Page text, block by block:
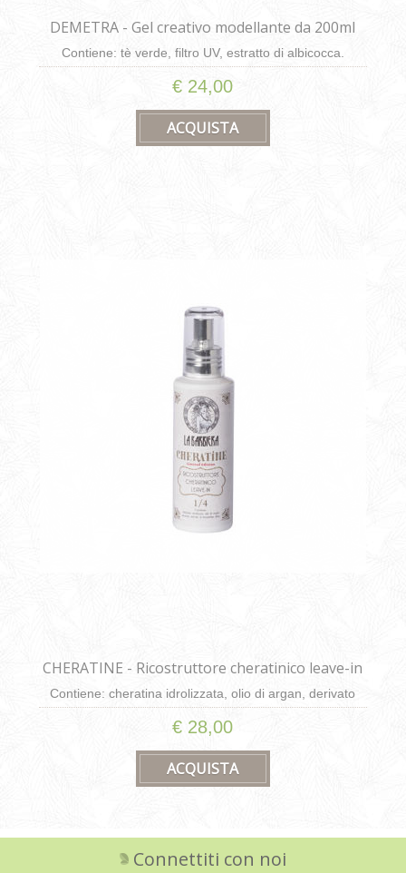
DEMETRA - Gel creativo modellante da 200ml
Contiene: tè verde, filtro UV, estratto di albicocca.
€ 24,00
CHERATINE - Ricostruttore cheratinico leave-in
da 125ml
Contiene: cheratina idrolizzata, olio di argan, derivato
dell’olio di limnanthes alba.
€ 28,00
Connettiti con noi